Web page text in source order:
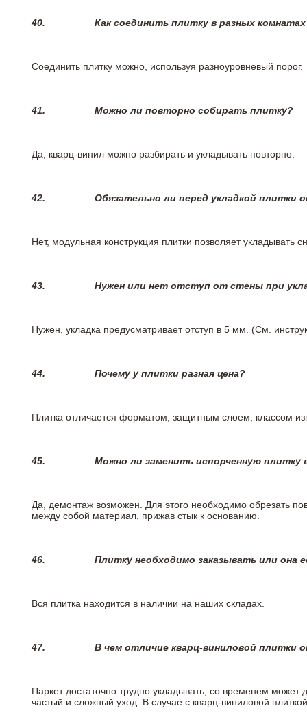
40. Как соединить плитку в разных
Соединить плитку можно, используя разноуровневый порог.
41. Можно ли повторно собирать плитку?
Да, кварц-винил можно разбирать и укладывать повторно.
42. Обязательно ли перед укладкой плитки
Нет, модульная конструкция плитки позволяет
43. Нужен или нет отступ от стены при
Нужен, укладка предусматривает отступ в 5 мм. (См.
44. Почему у плитки разная цена?
Плитка отличается форматом, защитным слоем, классом
45. Можно ли заменить испорченную плитку
Да, демонтаж возможен. Для этого необходимо обрезать
между собой материал, прижав стык к основанию.
46. Плитку необходимо заказывать или она
Вся плитка находится в наличии на наших складах.
47. В чем отличие кварц-виниловой плитки
Паркет достаточно трудно укладывать, со временем
частый и сложный уход. В случае с кварц-виниловой